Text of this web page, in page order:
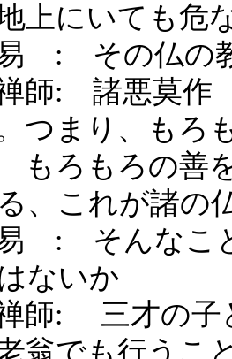
上にいても危
: その仏の
師: 諸悪莫
つまり、もろ
もろの善を
、これが諸の
: そんなこ
ないか
師: 三才の子
翁でも行うこ